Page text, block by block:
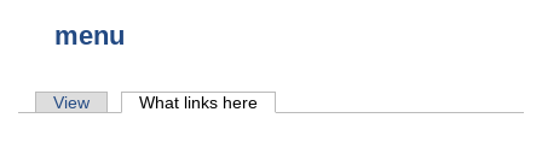
menu
Primary tabs
View What links here